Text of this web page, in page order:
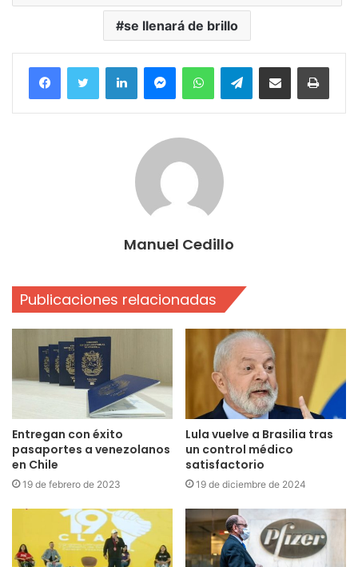
se llenará de brillo
FacebookTwitter LinkedInMessengerWhatsAppTelegramCompartir por correo electrónico
Manuel Cedillo
Publicaciones relacionadas
Entregan con éxito
pasaportes a venezolanos
en Chile
19 de febrero de 2023
Lula vuelve a Brasilia tras
un control médico
satisfactorio
19 de diciembre de 2024